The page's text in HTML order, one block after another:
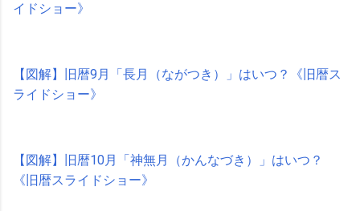
イドショー》
【図解】旧暦9月「長月（ながつき）」はいつ？《旧暦ス
ライドショー》
【図解】旧暦10月「神無月（かんなづき）」はいつ？
《旧暦スライドショー》